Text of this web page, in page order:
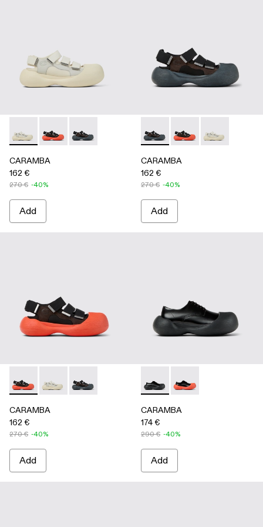
CARAMBA - A500053-004 - WHITE
CARAMBA - A500053-005 - BLACK
CARAMBA - A500053-001 - BLACK
CARAMBA
162 €
270 € -40%
Add
CARAMBA - A500053-001
CARAMBA -CARAMBA -
CARAMBA
162 €
270 € -40%
Add
CARAMBA - A500053-005 - BLACK
CARAMBA - A500053-004 - WHITE
CARAMBA - A500053-001 - BLACK
CARAMBA
162 €
270 € -40%
Add
CARAMBA - A500052-001
CARAMBA -
CARAMBA
174 €
290 € -40%
Add